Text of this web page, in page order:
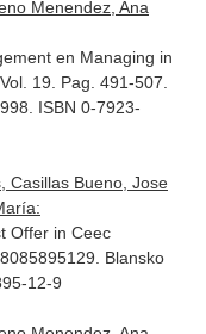
Menendez, Ana
en Managing in
19. Pag. 491-507.
ISBN 0-7923-
Casillas Bueno, Jose
Offer in Ceec
. Blansko
12-9